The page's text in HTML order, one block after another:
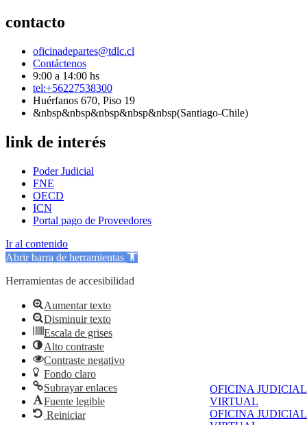
OFICINA JUDICIAL
VIRTUAL
OFICINA JUDICIAL
contacto
oficinadepartes@tdlc.cl
Contáctenos
9:00 a 14:00 hs
tel:+56227538300
Huérfanos 670, Piso 19
&nbsp&nbsp&nbsp&nbsp&nbsp(Santiago-Chile)
link de interés
Poder Judicial
FNE
OECD
ICN
Portal pago de Proveedores
Ir al contenido
Abrir barra de herramientas
Herramientas de accesibilidad
Aumentar texto
Disminuir texto
Escala de grises
Alto contraste
Contraste negativo
Fondo claro
Subrayar enlaces
Fuente legible
Reiniciar